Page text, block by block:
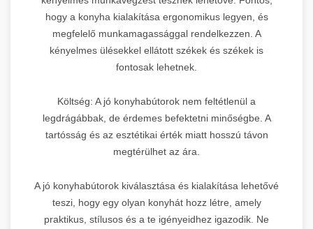
hogy a konyha kialakítása ergonomikus legyen, és
megfelelő munkamagassággal rendelkezzen. A
kényelmes ülésekkel ellátott székek és székek is
fontosak lehetnek.
Költség: A jó konyhabútorok nem feltétlenül a
legdrágábbak, de érdemes befektetni minőségbe. A
tartósság és az esztétikai érték miatt hosszú távon
megtérülhet az ára.
A jó konyhabútorok kiválasztása és kialakítása lehetővé
teszi, hogy egy olyan konyhát hozz létre, amely
praktikus, stílusos és a te igényeidhez igazodik. Ne